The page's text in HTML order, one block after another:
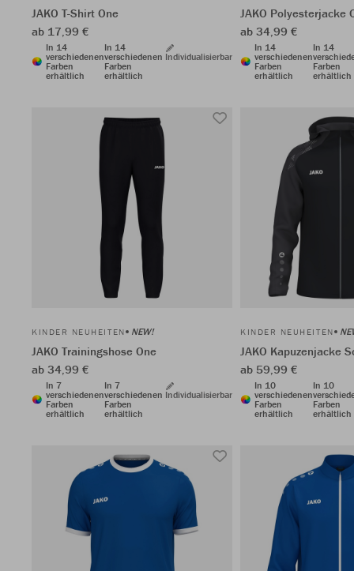
JAKO T-Shirt One
ab 17,99 €
In 14
verschiedenen
Farben
erhältlich
In 14
verschiedenen
Farben
erhältlich
Individualisierbar
JAKO Polyesterjacke
ab 34,99 €
In 14
verschiedenen
Farben
erhältlich
In 14
Farben
erhältlich
KINDER NEUHEITEN NEW!
JAKO Trainingshose One
ab 34,99 €
In 7
verschiedenen
Farben
erhältlich
In 7
verschiedenen
Farben
erhältlich
Individualisierbar
KINDER NEUHEITEN
JAKO Kapuzenjacke
ab 59,99 €
In 10
verschiedenen
Farben
erhältlich
In 10
Farben
erhältlich